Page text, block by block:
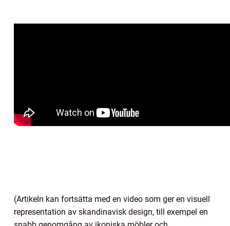
(Artikeln kan fortsätta med en video som ger en visuell
representation av skandinavisk design, till exempel en